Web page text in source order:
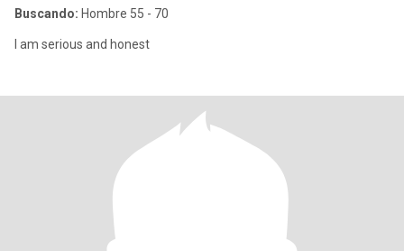
Buscando: Hombre 55 - 70
I am serious and honest